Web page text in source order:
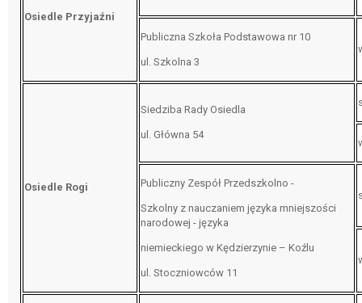
Osiedle Przyjaźni
Publiczna Szkoła Podstawowa nr 10
ul. Szkolna 3
Osiedle Rogi
Siedziba Rady Osiedla
ul. Główna 54
Publiczny Zespół Przedszkolno -
Szkolny z nauczaniem języka mniejszości
narodowej - języka
niemieckiego w Kędzierzynie – Koźlu
ul. Stoczniowców 11